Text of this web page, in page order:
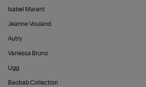
Isabel Marant
Jeanne Vouland
Autry
Vanessa Bruno
Ugg
Baobab Collection